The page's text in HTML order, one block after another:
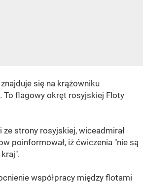
się na krążowniku
To flagowy okręt rosyjskiej Floty
ze strony rosyjskiej, wiceadmirał
poinformował, iż ćwiczenia "nie są
współpracy między flotami